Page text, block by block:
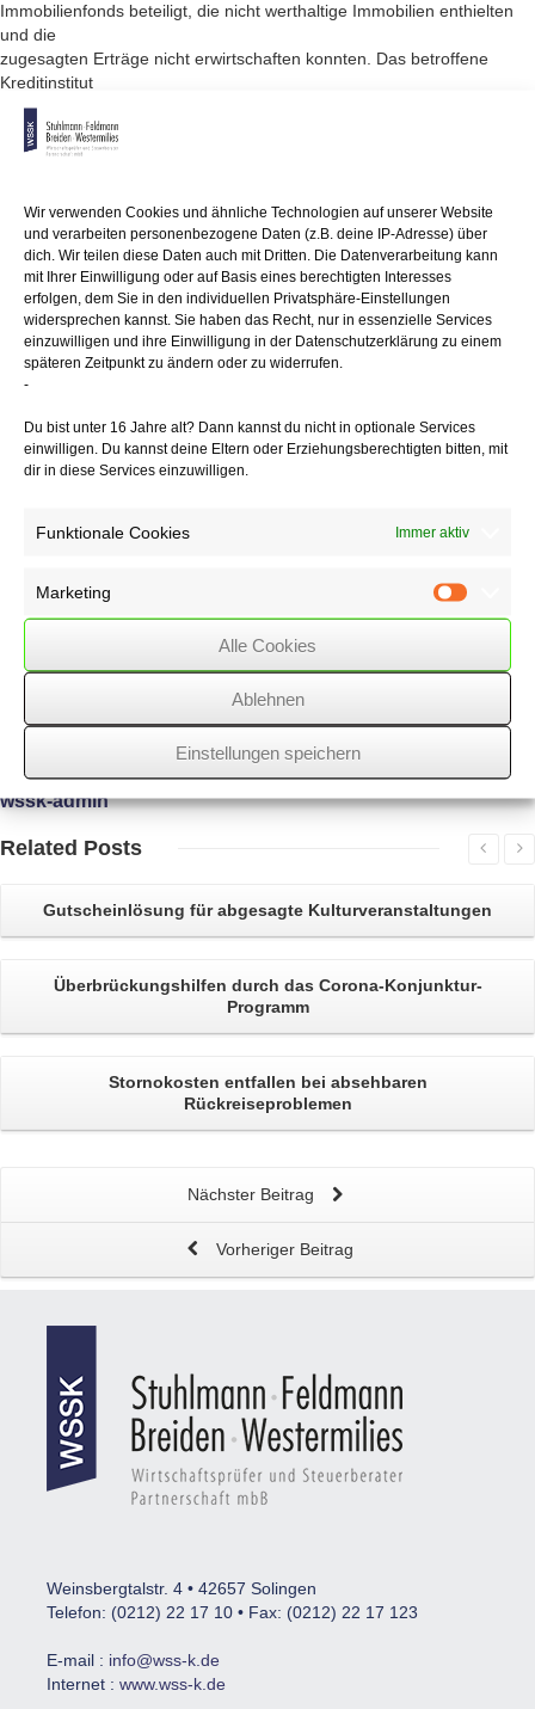
Wir verwenden Cookies und ähnliche Technologien auf unserer Website
und verarbeiten personenbezogene Daten (z.B. deine IP-Adresse) über
dich. Wir teilen diese Daten auch mit Dritten. Die Datenverarbeitung kann
mit Ihrer Einwilligung oder auf Basis eines berechtigten Interesses
erfolgen, dem Sie in den individuellen Privatsphäre-Einstellungen
widersprechen kannst. Sie haben das Recht, nur in essenzielle Services
einzuwilligen und ihre Einwilligung in der Datenschutzerklärung zu einem
späteren Zeitpunkt zu ändern oder zu widerrufen.
-
Du bist unter 16 Jahre alt? Dann kannst du nicht in optionale Services
einwilligen. Du kannst deine Eltern oder Erziehungsberechtigten bitten, mit
dir in diese Services einzuwilligen.
Funktionale Cookies Immer aktiv
Marketing
Alle Cookies
Ablehnen
Einstellungen speichern
Immobilienfonds beteiligt, die nicht werthaltige Immobilien enthielten
und die
zugesagten Erträge nicht erwirtschaften konnten. Das betroffene
Kreditinstitut
bot aufgrund diverser Klagen den Beteiligten an, die Beteiligungen
wieder zurückzunehmen,
wenn sie ihre Schadensersatzklagen verwerfen und auf die
Angebot Gebrauch
und erhielten für die Übertragung ihres Anteils jeweils eine als
"Kaufpreis"
bezeichnete Zahlung. Die Finanzämter gingen jeweils von steuerbaren
Veräußerungsgewinnen
aus.
Der BFH sieht das anders. Zwar handele es sich bei den
Beteiligungen um private Veräußerungsgeschäfte. Die gezahlten
Beträge sind aber auch für andere Verpflichtungen, nämlich zugleich
und vertraglicher Haftung und die Rücknahme der
24/03/2017 / Alle Steuerpflichtigen,WSSK
wssk-admin
Related Posts
Gutscheinlösung für abgesagte Kulturveranstaltungen
Überbrückungshilfen durch das Corona-Konjunktur-
Programm
Stornokosten entfallen bei absehbaren
Rückreiseproblemen
Nächster Beitrag
Vorheriger Beitrag
Weinsbergtalstr. 4 • 42657 Solingen
Telefon: (0212) 22 17 10 • Fax: (0212) 22 17 123
E-mail : info@wss-k.de
Internet : www.wss-k.de